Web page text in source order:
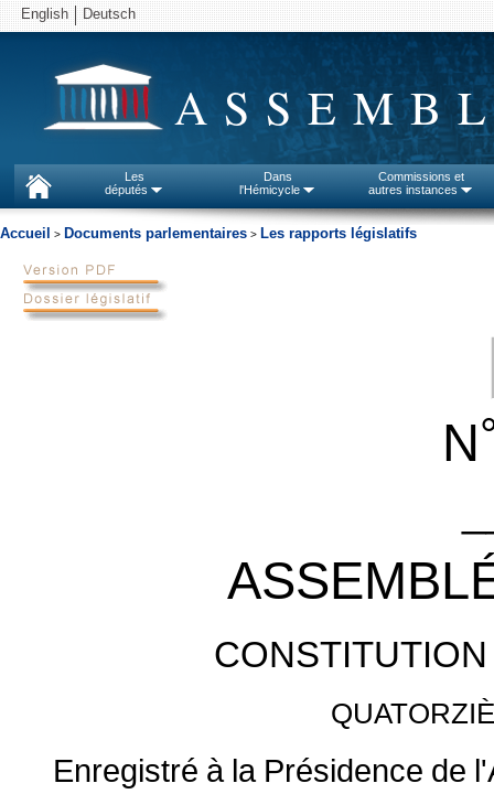
English Deutsch
Les
députés
Dans
l'Hémicycle
Commissions et
autres instances
Accueil > Documents parlementaires > Les rapports législatifs
N
CONSTITUTION
Enregistré à la Présidence de